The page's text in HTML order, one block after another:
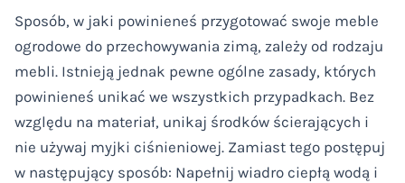
Sposób, w jaki powinieneś przygotować swoje meble
ogrodowe do przechowywania zimą, zależy od rodzaju
mebli. Istnieją jednak pewne ogólne zasady, których
powinieneś unikać we wszystkich przypadkach. Bez
względu na materiał, unikaj środków ścierających i
nie używaj myjki ciśnieniowej. Zamiast tego postępuj
w następujący sposób: Napełnij wiadro ciepłą wodą i